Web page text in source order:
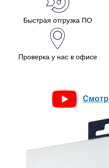
Быстрая отгрузка ПО
Проверка у нас в офисе